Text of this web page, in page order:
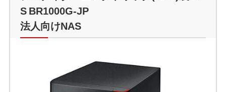
S BR1000G-JP
法人向けNAS